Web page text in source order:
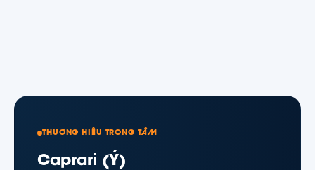
THƯƠNG HIỆU TRỌNG TÂM
Caprari (Ý)